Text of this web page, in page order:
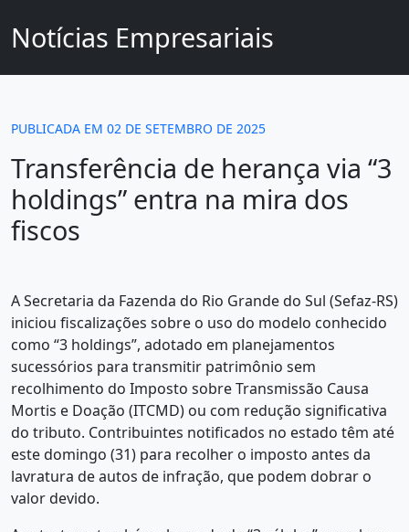
Notícias Empresariais
PUBLICADA EM 02 DE SETEMBRO DE 2025
Transferência de herança via “3
holdings” entra na mira dos
fiscos
A Secretaria da Fazenda do Rio Grande do Sul (Sefaz-RS)
iniciou fiscalizações sobre o uso do modelo conhecido
como “3 holdings”, adotado em planejamentos
sucessórios para transmitir patrimônio sem
recolhimento do Imposto sobre Transmissão Causa
Mortis e Doação (ITCMD) ou com redução significativa
do tributo. Contribuintes notificados no estado têm até
este domingo (31) para recolher o imposto antes da
lavratura de autos de infração, que podem dobrar o
valor devido.